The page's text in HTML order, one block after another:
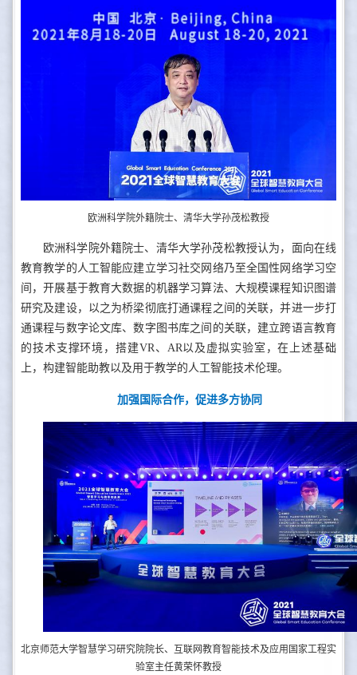
欧洲科学院外籍院士、清华大学孙茂松教授
欧洲科学院外籍院士、清华大学孙茂松教授认为，面向在线
教育教学的人工智能应建立学习社交网络乃至全国性网络学习空
间，开展基于教育大数据的机器学习算法、大规模课程知识图谱
研究及建设，以之为桥梁彻底打通课程之间的关联，并进一步打
通课程与数字论文库、数字图书库之间的关联，建立跨语言教育
的技术支撑环境，搭建VR、AR以及虚拟实验室，在上述基础
上，构建智能助教以及用于教学的人工智能技术伦理。
加强国际合作，促进多方协同
北京师范大学智慧学习研究院院长、互联网教育智能技术及应用国家工程实
验室主任黄荣怀教授